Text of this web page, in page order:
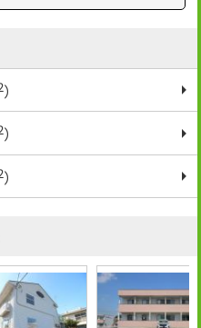
）
）
）